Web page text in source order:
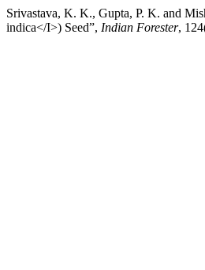
Srivastava, K. K., Gupta, P. K. and
indica</I>) Seed”, Indian Forester,